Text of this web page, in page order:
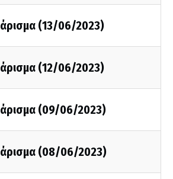
(13/06/2023)
(12/06/2023)
(09/06/2023)
(08/06/2023)